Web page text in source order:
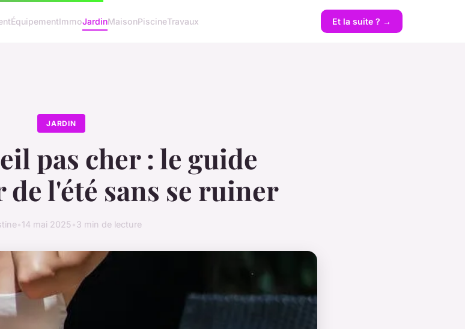
ÉquipementImmoJardinMaisonPiscineTravaux Et la suite ? →
JARDIN
pas cher : le guide
l'été sans se ruiner
• 14 mai 2025 3 min de lecture